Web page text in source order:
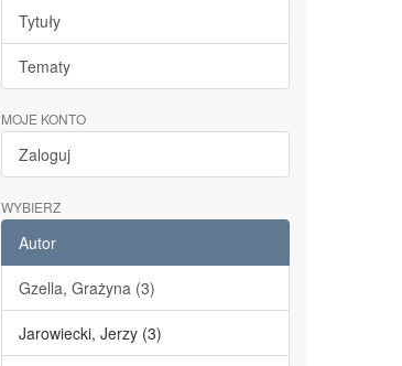
Tytuły
Tematy
MOJE KONTO
Zaloguj
WYBIERZ
Autor
Gzella, Grażyna (3)
Jarowiecki, Jerzy (3)